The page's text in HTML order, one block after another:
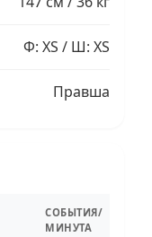
Ф: XS / Ш: XS
Правша
СОБЫТИЯ/
МИНУТА